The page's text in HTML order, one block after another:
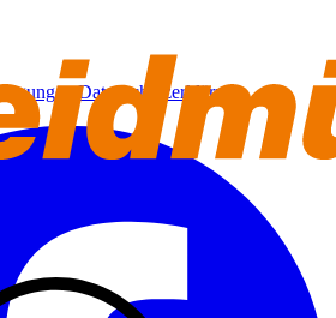
Datenschutzerklärung